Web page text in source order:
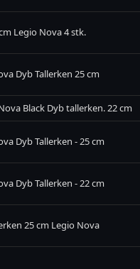
Legio Nova 4 stk.
Dyb Tallerken 25 cm
Black Dyb tallerken. 22 cm
Dyb Tallerken - 25 cm
Dyb Tallerken - 22 cm
25 cm Legio Nova